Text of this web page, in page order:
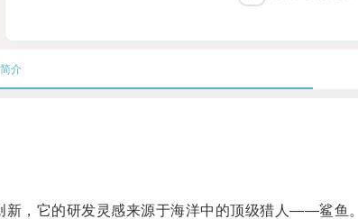
简介
，它的研发灵感来源于海洋中的顶级猎人——鲨鱼。